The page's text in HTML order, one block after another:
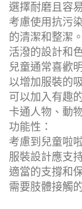
選擇耐磨且容
考慮使用抗污
的清潔和整潔。
活潑的設計和
兒童通常喜歡
以增加服裝的
可以加入有趣
卡通人物、動
功能性：
考慮到兒童啦
服裝設計應支
適當的支撐和
需要肢體接觸